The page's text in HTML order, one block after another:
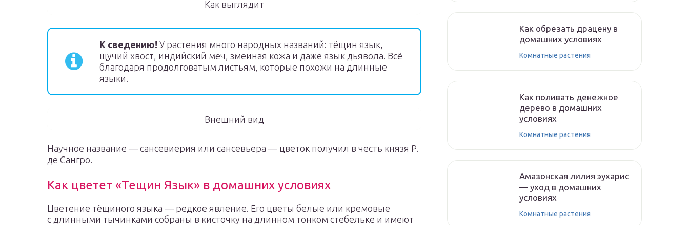
Как выглядит
К сведению! У растения много народных названий: тёщин язык,
щучий хвост, индийский меч, змеиная кожа и даже язык дьявола. Всё
благодаря продолговатым листьям, которые похожи на длинные
языки.
Внешний вид
Научное название — сансевиерия или сансевьера — цветок получил в честь князя Р.
де Сангро.
Как цветет «Тещин Язык» в домашних условиях
Цветение тёщиного языка — редкое явление. Его цветы белые или кремовые
с длинными тычинками собраны в кисточку на длинном тонком стебельке и имеют
Как обрезать драцену в
домашних условиях
Комнатные растения
Как поливать денежное
дерево в домашних
условиях
Комнатные растения
Амазонская лилия эухарис
— уход в домашних
условиях
Комнатные растения